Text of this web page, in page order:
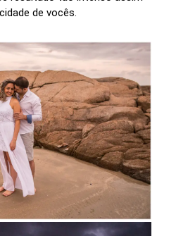
de vocês.